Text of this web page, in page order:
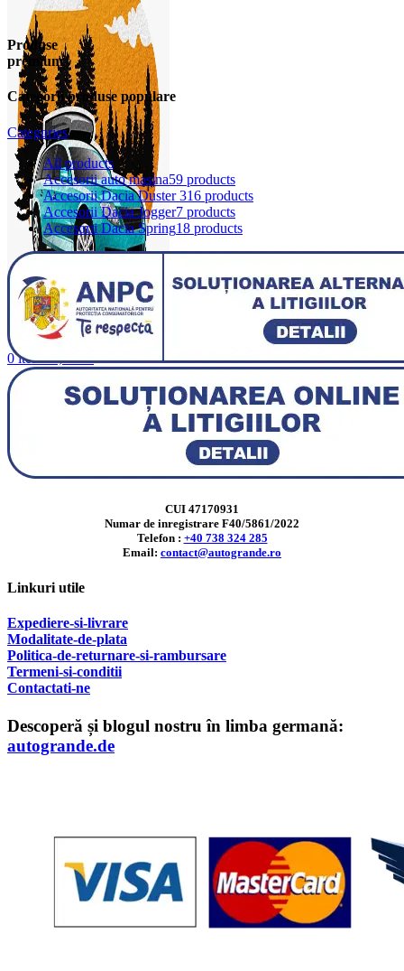
0items 0,00lei
Produse
premium
Categorii produse populare
Categories
Allproducts
Accesorii auto masina59 products
Accesorii Dacia Duster 316 products
Accesorii Dacia Jogger7 products
Accesorii Dacia Spring18 products
CUI 47170931
Numar de inregistrare F40/5861/2022
Telefon : +40 738 324 285
Email: contact@autogrande.ro
Linkuri utile
Expediere-si-livrare
Modalitate-de-plata
Politica-de-returnare-si-rambursare
Termeni-si-conditii
Contactati-ne
Descoperă și blogul nostru în limba germană:
autogrande.de